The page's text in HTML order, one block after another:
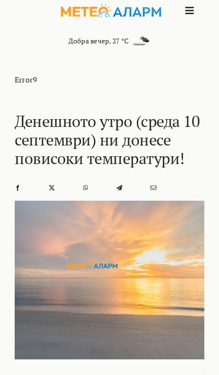
Toggle
КОНТАКТ
Добра вечер, 27 °C
Error9
Денешното утро (среда 10
септември) ни донесе
повисоки температури!